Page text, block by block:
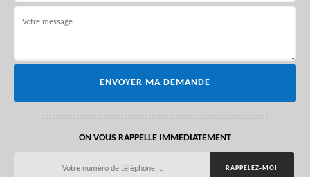
ON VOUS RAPPELLE IMMEDIATEMENT